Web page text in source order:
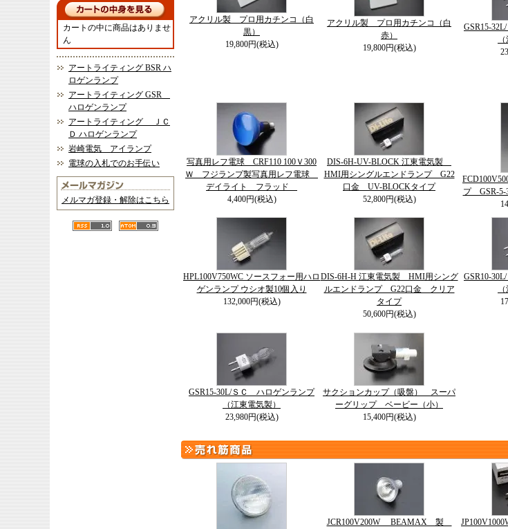
カートの中に商品はありませ
ん
アートライティング BSR ハ
ロゲンランプ
アートライティング GSR
ハロゲンランプ
アートライティング ＪＣ
Ｄ ハロゲンランプ
岩崎電気 アイランプ
電球の入札でのお手伝い
メルマガ登録・解除はこちら
アクリル製 プロ用カチンコ（白
黒）
19,800円(税込)
アクリル製 プロ用カチンコ（白
赤）
19,800円(税込)
GSR15-
写真用レフ電球 CRF110 100Ｖ300
Ｗ フジランプ製写真用レフ電球
デイライト フラッド
4,400円(税込)
DIS-6H-UV-BLOCK 江東電気製
HMI用シングルエンドランプ G22
口金 UV-BLOCKタイプ
52,800円(税込)
プ GSR-5-
HPL100V750WC ソースフォー用ハロ
ゲンランプ ウシオ製10個入り
132,000円(税込)
DIS-6H-H 江東電気製 HMI用シング
ルエンドランプ G22口金 クリア
タイプ
50,600円(税込)
GSR10-
GSR15-30L/ＳＣ ハロゲンランプ
（江東電気製）
23,980円(税込)
サクションカップ（吸盤） スーパ
ーグリップ ベービー（小）
15,400円(税込)
JCR100V200W BEAMAX 製